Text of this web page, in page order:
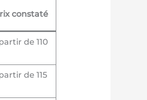
constaté
de 110
de 115